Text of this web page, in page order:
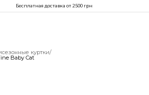
Бесплатная доставка от 2500 грн
куртки/
Baby Cat